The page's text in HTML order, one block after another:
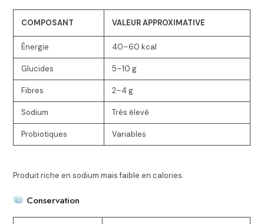
COMPOSANT VALEUR APPROXIMATIVE
Énergie 40–60 kcal
Glucides 5–10 g
Fibres 2–4 g
Sodium Très élevé
Probiotiques Variables
Produit riche en sodium mais faible en calories.
Conservation